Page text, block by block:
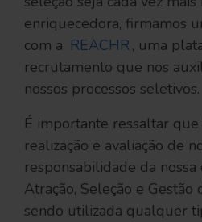
enriquecedora, firmamos
com a REACHR , uma
recrutamento que nos
nossos processos seletivos.
É importante ressaltar
realização e avaliação de
responsabilidade da
Atração, Seleção e Gestão
sendo utilizada qualquer